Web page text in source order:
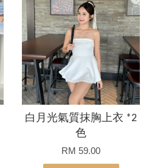
白月光氣質抹胸上衣 *2
色
RM 59.00